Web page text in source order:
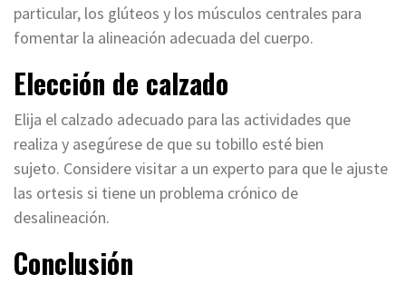
particular, los glúteos y los músculos centrales para
fomentar la alineación adecuada del cuerpo.
Elección de calzado
Elija el calzado adecuado para las actividades que
realiza y asegúrese de que su tobillo esté bien
sujeto. Considere visitar a un experto para que le ajuste
las ortesis si tiene un problema crónico de
desalineación.
Conclusión